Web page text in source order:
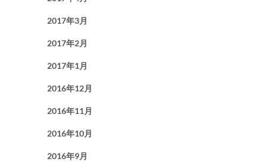
2017年3月
2017年2月
2017年1月
2016年12月
2016年11月
2016年10月
2016年9月